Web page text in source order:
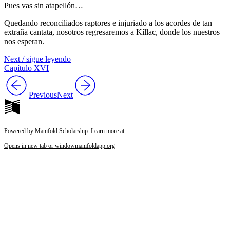
Pues vas sin atapellón…
Quedando reconciliados raptores e injuriado a los acordes de tan
extraña cantata, nosotros regresaremos a Kíllac, donde los nuestros
nos esperan.
Next / sigue leyendo
Capítulo XVI
PreviousNext
Powered by Manifold Scholarship. Learn more at
Opens in new tab or windowmanifoldapp.org